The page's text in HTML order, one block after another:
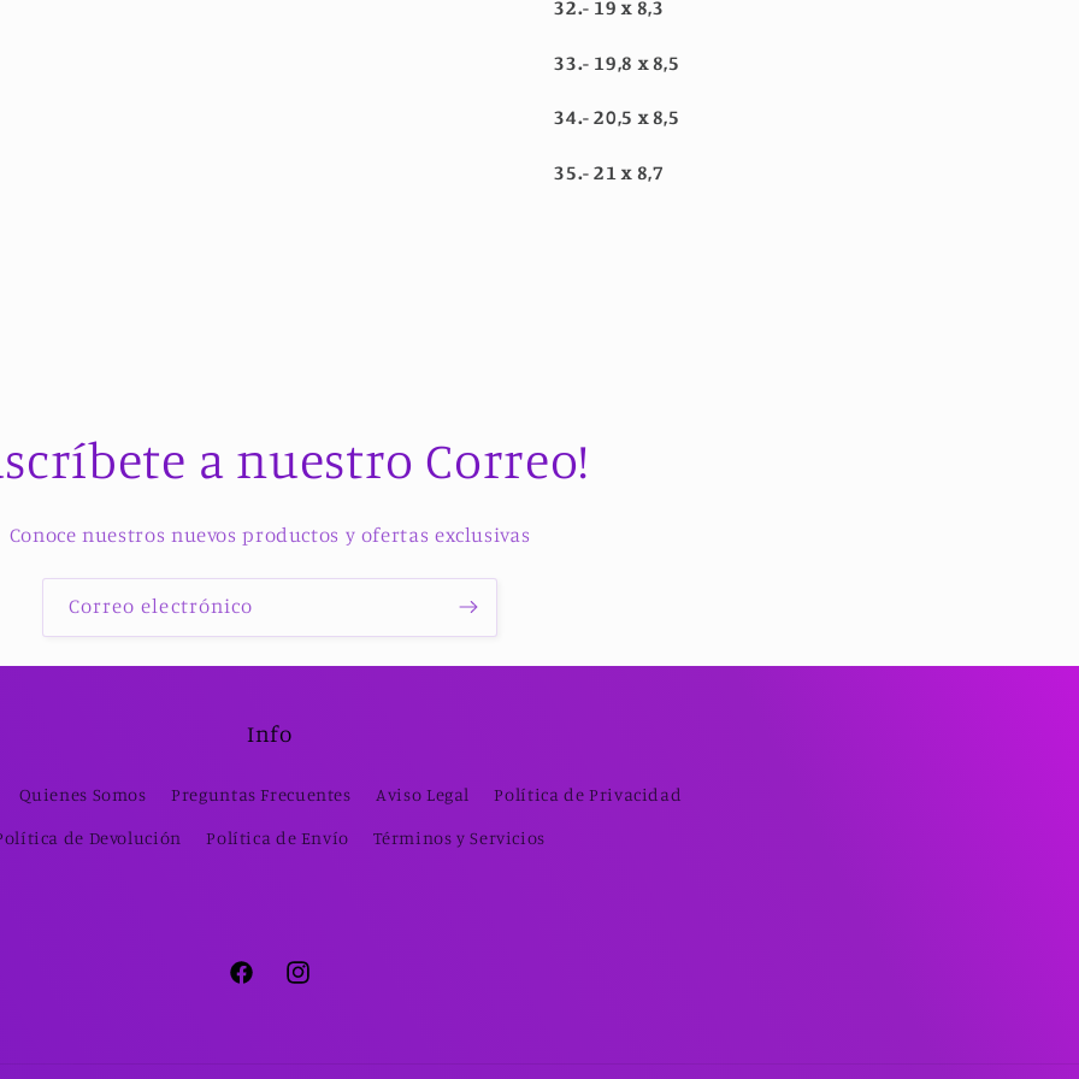
32.- 19 x 8,3
33.- 19,8 x 8,5
34.- 20,5 x 8,5
35.- 21 x 8,7
a nuestro Correo!
Conoce nuestros nuevos productos y ofertas exclusivas
Correo electrónico
Info
Quienes Somos Preguntas Frecuentes Aviso Legal Política de Privacidad
de Devolución Política de Envío Términos y Servicios
FacebookInstagram